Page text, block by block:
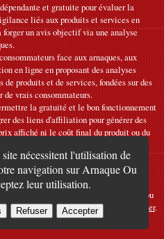
nécessitent l'utilisation de
navigation sur Arnaque Ou
leur utilisation.
Refuser Accepter
et gratuite pour évaluer la
liés aux produits et services en
un avis objectif via une analyse
face aux arnaques, aux
en ligne en proposant des analyses
produits et de services, fondées sur des
de vrais consommateurs.
la gratuité et le bon fonctionnement
des liens d'affiliation pour générer des
affiché ni le coût final du produit ou du
avis personnels et ne constituent pas
fournies sont indicatives et
du vendeur, du prestataire ou d’une
toute responsabilité en cas d'erreur ou
une inexactitude, veuillez nous contacter.